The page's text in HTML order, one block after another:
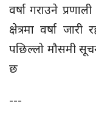
वर्षा गराउने
क्षेत्रमा वर्षा
पछिल्लो मौसमी
छ
---